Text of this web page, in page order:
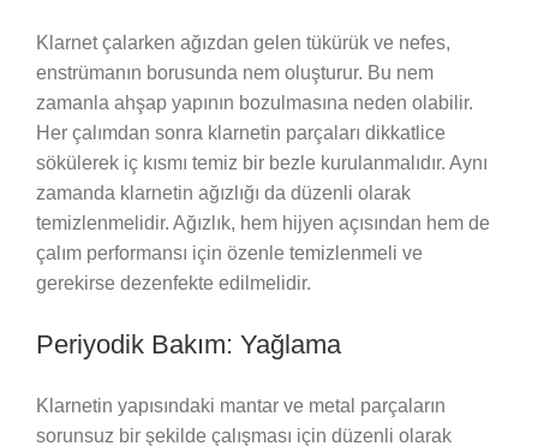
Klarnet çalarken ağızdan gelen tükürük ve nefes,
enstrümanın borusunda nem oluşturur. Bu nem
zamanla ahşap yapının bozulmasına neden olabilir.
Her çalımdan sonra klarnetin parçaları dikkatlice
sökülerek iç kısmı temiz bir bezle kurulanmalıdır. Aynı
zamanda klarnetin ağızlığı da düzenli olarak
temizlenmelidir. Ağızlık, hem hijyen açısından hem de
çalım performansı için özenle temizlenmeli ve
gerekirse dezenfekte edilmelidir.
Periyodik Bakım: Yağlama
Klarnetin yapısındaki mantar ve metal parçaların
sorunsuz bir şekilde çalışması için düzenli olarak